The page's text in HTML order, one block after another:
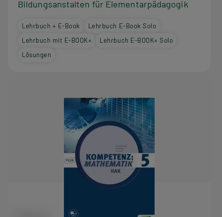
Bildungsanstalten für Elementarpädagogik
Lehrbuch + E-Book
Lehrbuch E-Book Solo
Lehrbuch mit E-BOOK+
Lehrbuch E-BOOK+ Solo
Lösungen